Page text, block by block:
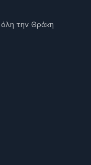
την Θράκη